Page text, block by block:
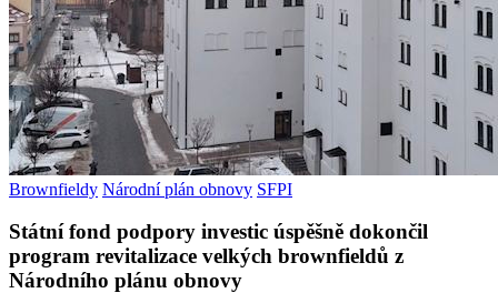
Brownfieldy Národní plán obnovy SFPI
Státní fond podpory investic úspěšně dokončil
program revitalizace velkých brownfieldů z
Národního plánu obnovy